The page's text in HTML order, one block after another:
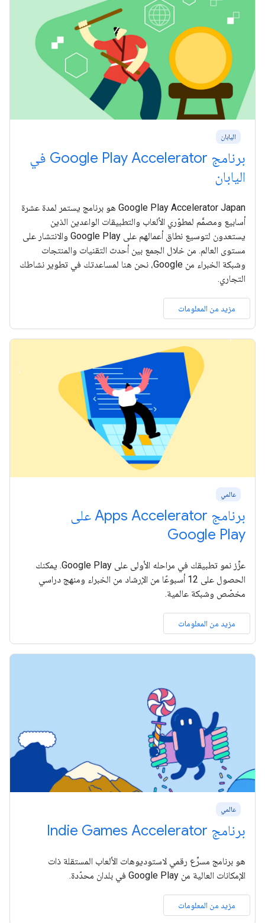
اليابان
برنامج Google Play Accelerator في
اليابان
‫Google Play Accelerator Japan هو برنامج يستمر لمدة عشرة
أسابيع ومصمَّم لمطوّري الألعاب والتطبيقات الواعدين الذين
يستعدون لتوسيع نطاق أعمالهم على Google Play والانتشار على
مستوى العالم. من خلال الجمع بين أحدث التقنيات والمنتجات
وشبكة الخبراء من Google، نحن هنا لمساعدتك في تطوير نشاطك
التجاري.
مزيد من المعلومات
عالمي
برنامج Apps Accelerator على
Google Play
عزِّز نمو تطبيقك في مراحله الأولى على Google Play. يمكنك
الحصول على 12 أسبوعًا من الإرشاد من الخبراء ومنهج دراسي
مخصّص وشبكة عالمية.
مزيد من المعلومات
عالمي
برنامج Indie Games Accelerator
هو برنامج مسرِّع رقمي لاستوديوهات الألعاب المستقلة ذات
الإمكانات العالية من Google Play في بلدان محدّدة.
مزيد من المعلومات